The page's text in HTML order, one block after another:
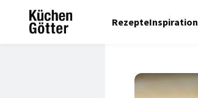
RezepteInspiration